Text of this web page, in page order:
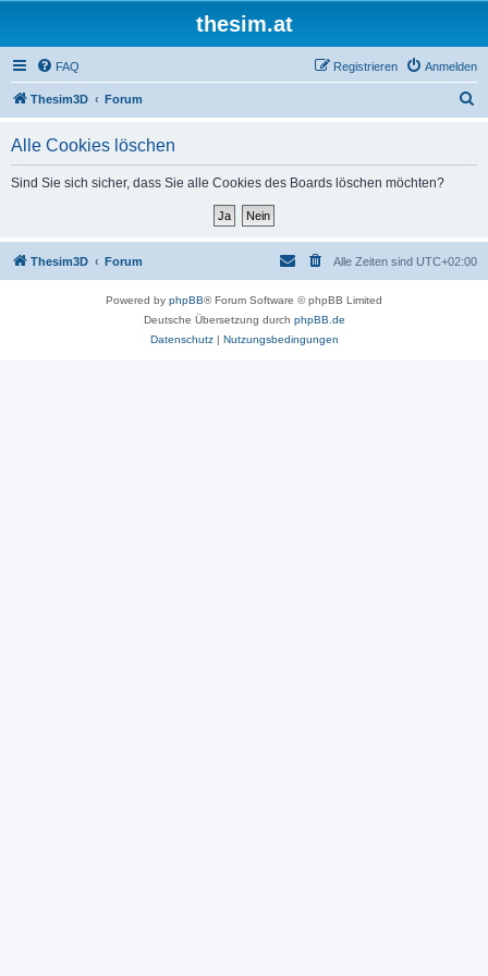
thesim.at
FAQ Anmelden
Registrieren
Thesim3D Forum
Alle Cookies löschen
Sind Sie sich sicher, dass Sie alle Cookies des Boards löschen möchten?
Thesim3D Forum Alle Zeiten sind UTC+02:00
Powered by phpBB® Forum Software © phpBB Limited
Deutsche Übersetzung durch phpBB.de
Datenschutz| Nutzungsbedingungen